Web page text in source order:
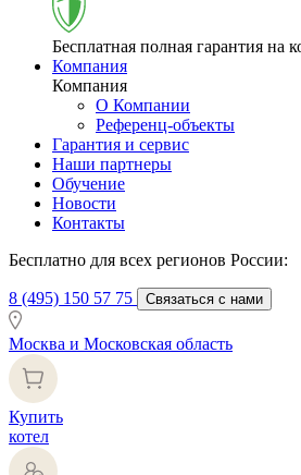
Бесплатная полная гарантия на
Компания
Компания
О Компании
Референц-объекты
Гарантия и сервис
Наши партнеры
Обучение
Новости
Контакты
Бесплатно для всех регионов России:
8 (495) 150 57 75 Связаться с нами
Москва и Московская область
Купить
котел